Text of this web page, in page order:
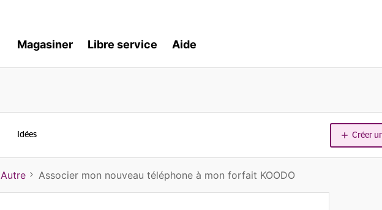
Magasiner Libre service Aide
Idées Créer
Autre Associer mon nouveau téléphone à mon forfait KOODO